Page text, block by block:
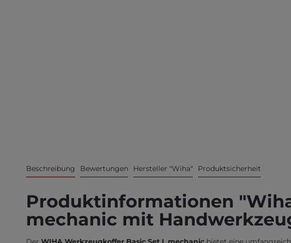
Beschreibung Bewertungen Hersteller "Wiha" Produktsicherheit
Produktinformationen
mechanic mit